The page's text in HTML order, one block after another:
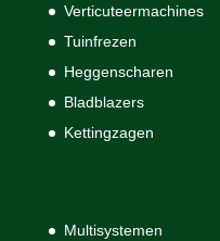
Verticuteermachines
Tuinfrezen
Heggenscharen
Bladblazers
Kettingzagen
Multisystemen